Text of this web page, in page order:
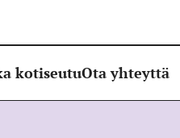
kotiseutuOta yhteyttä